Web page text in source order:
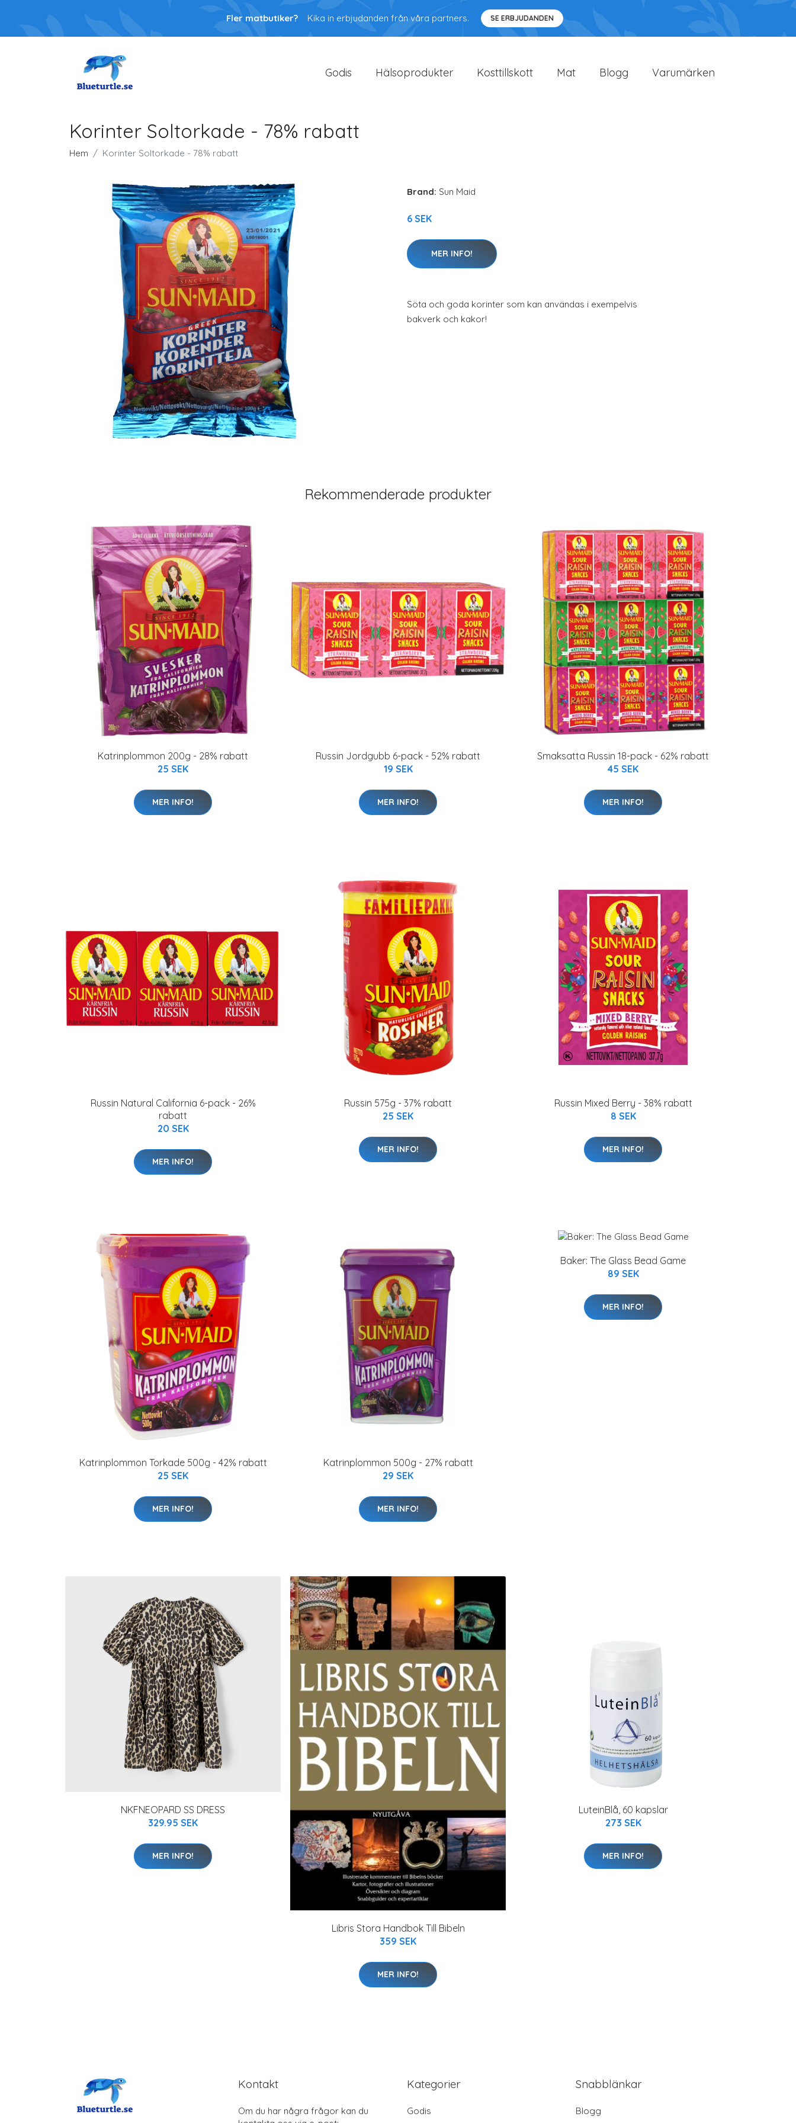
Fler matbutiker? Kika in erbjudanden från våra partners. SE ERBJUDANDEN
Godis Hälsoprodukter Kosttillskott Mat Blogg Varumärken
Korinter Soltorkade - 78% rabatt
Hem Korinter Soltorkade - 78% rabatt
Brand: Sun Maid
6 SEK
MER INFO!
Söta och goda korinter som kan användas i exempelvis
bakverk och kakor!
Rekommenderade produkter
Katrinplommon 200g - 28% rabatt
25 SEK
MER INFO!
Russin Jordgubb 6-pack - 52% rabatt
19 SEK
MER INFO!
Smaksatta Russin 18-pack - 62% rabatt
45 SEK
MER INFO!
Russin Natural California 6-pack - 26%
rabatt
20 SEK
MER INFO!
Russin 575g - 37% rabatt
25 SEK
MER INFO!
Russin Mixed Berry - 38% rabatt
8 SEK
MER INFO!
Katrinplommon Torkade 500g - 42% rabatt
25 SEK
MER INFO!
Katrinplommon 500g - 27% rabatt
29 SEK
MER INFO!
Baker: The Glass Bead Game
89 SEK
MER INFO!
NKFNEOPARD SS DRESS
329.95 SEK
MER INFO!
Libris Stora Handbok Till Bibeln
359 SEK
MER INFO!
LuteinBlå, 60 kapslar
273 SEK
MER INFO!
Kontakt
Om du har några frågor kan du
Kategorier
Godis
Snabblänkar
Blogg